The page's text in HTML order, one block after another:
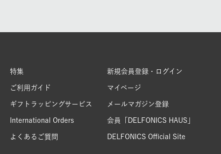
特集
ご利用ガイド
ギフトラッピングサービス
International Orders
よくあるご質問
新規会員登録・ログイン
マイページ
メールマガジン登録
会員「DELFONICS HAUS」
DELFONICS Official Site